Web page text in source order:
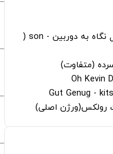
دانلود قالب مرد سیاه پوست در حال نگاه به دوربین - son (
(متفاوت)
رولکس(ورژن اصلی)